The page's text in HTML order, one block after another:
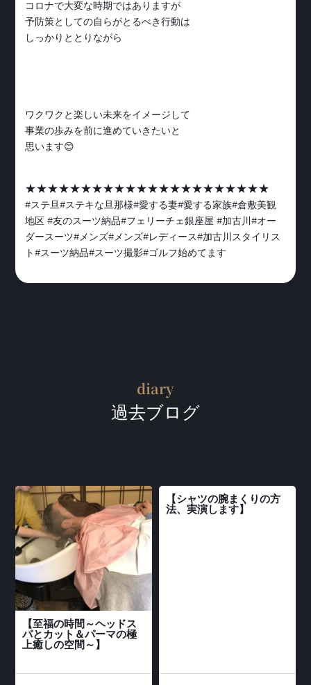
コロナで大変な時期ではありますが
予防策としての自らがとるべき行動は
しっかりととりながら
ワクワクと楽しい未来をイメージして
事業の歩みを前に進めていきたいと
思います😊
★★★★★★★★★★★★★★★★★★★★★★
#ステ旦#ステキな旦那様#愛する妻#愛する家族#倉敷美観
地区 #友のスーツ納品#フェリーチェ銀座屋 #加古川#オー
ダースーツ#メンズ#メンズ#レディース#加古川スタイリス
ト#スーツ納品#スーツ撮影#ゴルフ始めてます
diary
過去ブログ
【至福の時間～ヘッドス
パとカット＆パーマの極
上癒しの空間～】
【シャツの腕まくりの方
法、実演します】